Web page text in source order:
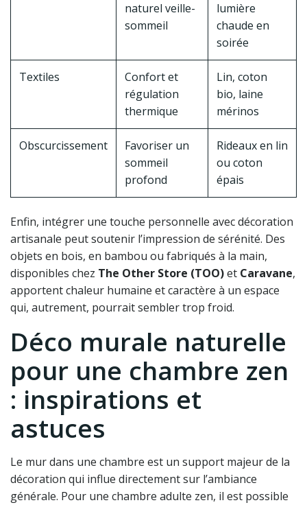
naturel veille-
sommeil
lumière
chaude en
soirée
Textiles
Confort et
régulation
thermique
Lin, coton
bio, laine
mérinos
Obscurcissement
Favoriser un
sommeil
profond
Rideaux en lin
ou coton
épais
Enfin, intégrer une touche personnelle avec décoration
artisanale peut soutenir l’impression de sérénité. Des
objets en bois, en bambou ou fabriqués à la main,
disponibles chez The Other Store (TOO)et Caravane,
apportent chaleur humaine et caractère à un espace
qui, autrement, pourrait sembler trop froid.
Déco murale naturelle
pour une chambre zen
: inspirations et
astuces
Le mur dans une chambre est un support majeur de la
décoration qui influe directement sur l’ambiance
générale. Pour une chambre adulte zen, il est possible